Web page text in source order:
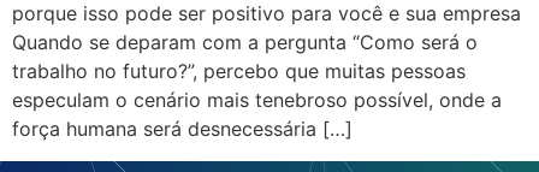
porque isso pode ser positivo para você e sua empresa
Quando se deparam com a pergunta “Como será o
trabalho no futuro?”, percebo que muitas pessoas
especulam o cenário mais tenebroso possível, onde a
força humana será desnecessária […]